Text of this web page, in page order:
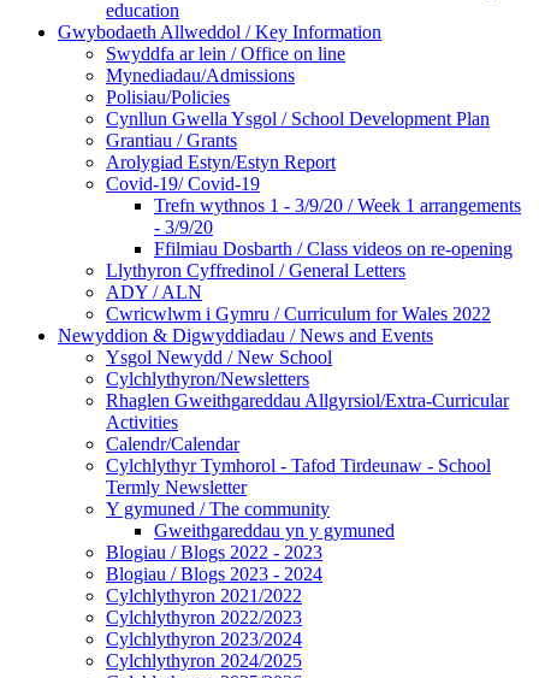
education
Gwybodaeth Allweddol / Key Information
Swyddfa ar lein / Office on line
Mynediadau/Admissions
Polisiau/Policies
Cynllun Gwella Ysgol / School Development Plan
Grantiau / Grants
Arolygiad Estyn/Estyn Report
Covid-19/ Covid-19
Trefn wythnos 1 - 3/9/20 / Week 1 arrangements
- 3/9/20
Ffilmiau Dosbarth / Class videos on re-opening
Llythyron Cyffredinol / General Letters
ADY / ALN
Cwricwlwm i Gymru / Curriculum for Wales 2022
Newyddion & Digwyddiadau / News and Events
Ysgol Newydd / New School
Cylchlythyron/Newsletters
Rhaglen Gweithgareddau Allgyrsiol/Extra-Curricular
Activities
Calendr/Calendar
Cylchlythyr Tymhorol - Tafod Tirdeunaw - School
Termly Newsletter
Y gymuned / The community
Gweithgareddau yn y gymuned
Blogiau / Blogs 2022 - 2023
Blogiau / Blogs 2023 - 2024
Cylchlythyron 2021/2022
Cylchlythyron 2022/2023
Cylchlythyron 2023/2024
Cylchlythyron 2024/2025